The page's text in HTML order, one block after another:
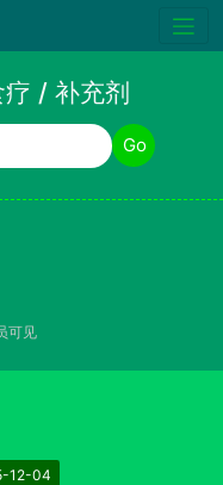
/ 补充剂
Go
可见
12-04